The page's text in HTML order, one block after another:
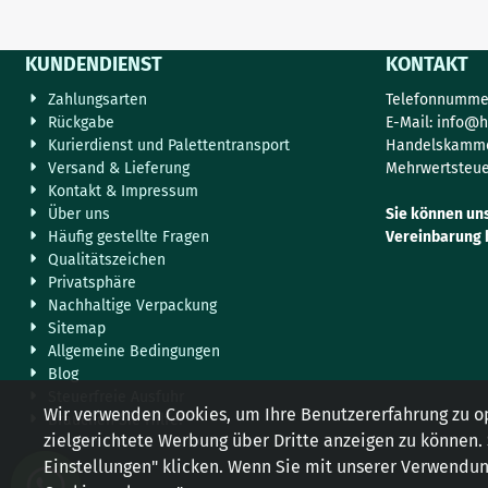
KUNDENDIENST
Zahlungsarten
Rückgabe
Kurierdienst und Palettentransport
Versand & Lieferung
Kontakt & Impressum
Über uns
Häufig gestellte Fragen
Qualitätszeichen
Privatsphäre
Nachhaltige Verpackung
Sitemap
Allgemeine Bedingungen
Blog
Brauchen Sie Hilfe?
KONTAKT
E-Mail:
Sie können
Vereinbarung
Wir verwenden Cookies, um Ihre Benutzererfahrung zu
zielgerichtete Werbung über Dritte anzeigen zu
Einstellungen" klicken. Wenn Sie mit unserer